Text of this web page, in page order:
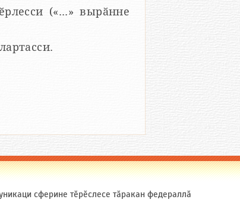
(«...» вырӑнне
сферине тӗрӗслесе тӑракан федераллӑ